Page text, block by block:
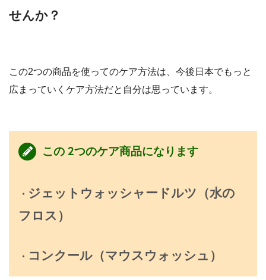
せんか？
この2つの商品を使ってのケア方法は、今後日本でもっと
広まっていくケア方法だと自分は思っています。
この 2つのケア商品になります
・ ジェットウォッシャードルツ（水の
フロス）
・ コンクール（マウスウォッシュ）